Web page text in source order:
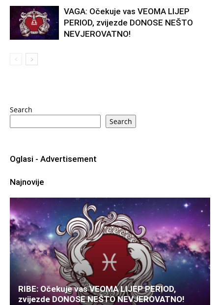
VAGA: Očekuje vas VEOMA LIJEP
PERIOD, zvijezde DONOSE NEŠTO
NEVJEROVATNO!
Search
Search
Oglasi - Advertisement
Najnovije
RIBE: Očekuje vas VEOMA LIJEP PERIOD,
zvijezde DONOSE NEŠTO NEVJEROVATNO!